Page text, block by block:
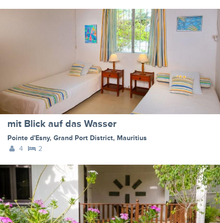
mit Blick auf das Wasser
Pointe d'Esny, Grand Port District, Mauritius
4
2